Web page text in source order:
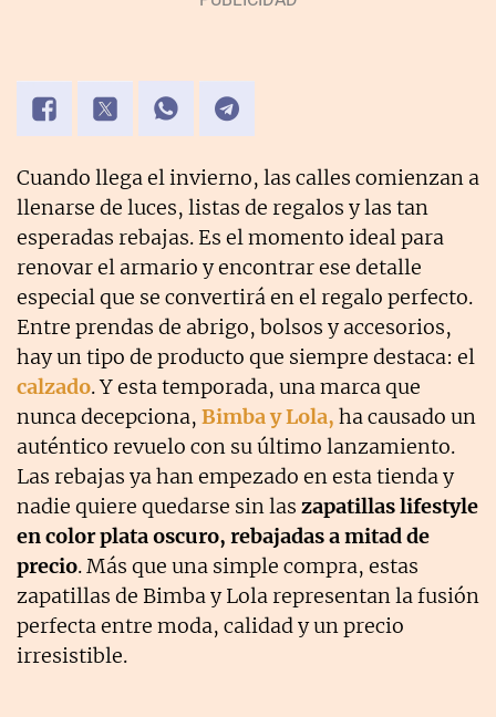
Cuando llega el invierno, las calles comienzan a
llenarse de luces, listas de regalos y las tan
esperadas rebajas. Es el momento ideal para
renovar el armario y encontrar ese detalle
especial que se convertirá en el regalo perfecto.
Entre prendas de abrigo, bolsos y accesorios,
hay un tipo de producto que siempre destaca: el
calzado. Y esta temporada, una marca que
nunca decepciona, Bimba y Lola, ha causado un
auténtico revuelo con su último lanzamiento.
Las rebajas ya han empezado en esta tienda y
nadie quiere quedarse sin las zapatillas lifestyle
en color plata oscuro, rebajadas a mitad de
precio. Más que una simple compra, estas
zapatillas de Bimba y Lola representan la fusión
perfecta entre moda, calidad y un precio
irresistible.